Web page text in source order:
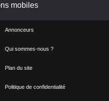
mobiles
Annonceurs
Qui sommes-nous ?
Plan du site
Politique de confidentialité